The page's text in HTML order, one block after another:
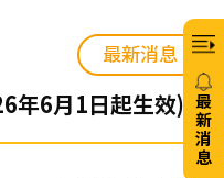
最新消息
年6月1日起生效) 最
新
消
息